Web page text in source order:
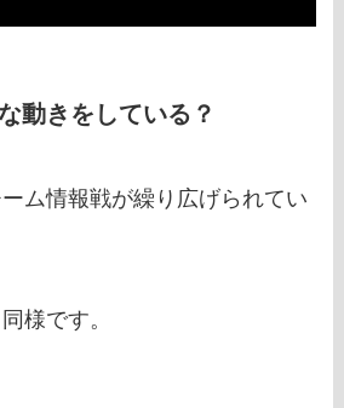
動きをしている？
ム情報戦が繰り広げられてい
様です。